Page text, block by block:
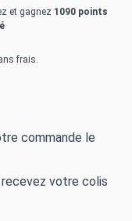
et gagnez 1090 points
frais.
commande le
recevez votre colis